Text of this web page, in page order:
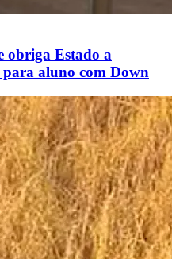
obriga Estado a
para aluno com Down